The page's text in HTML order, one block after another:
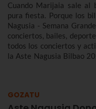
Cuando Marijaia sale al
pura fiesta. Porque los
Nagusia - Semana
conciertos, bailes,
todos los conciertos y
la Aste Nagusia Bilbao
GOZATU